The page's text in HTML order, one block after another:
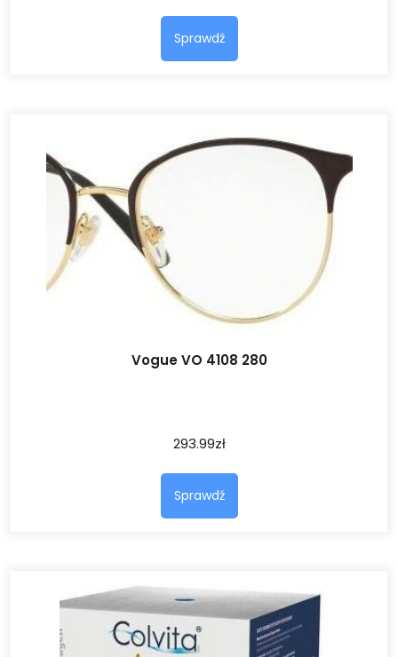
Sprawdź
Vogue VO 4108 280
293.99zł
Sprawdź